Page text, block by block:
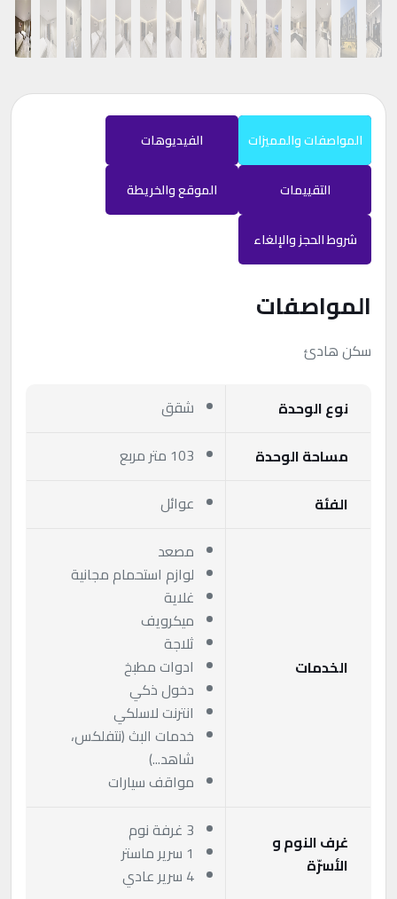
المواصفات والمميزات الفيديوهات
التقييمات الموقع والخريطة
شروط الحجز والإلغاء
المواصفات
سكن هادئ
نوع الوحدة
شقق
مساحة الوحدة
103 متر مربع
الفئة
عوائل
الخدمات
مصعد
لوازم استحمام مجانية
غلاية
ميكرويف
ثلاجة
ادوات مطبخ
دخول ذكي
انترنت لاسلكي
خدمات البث (نتفلكس،
شاهد...)
مواقف سيارات
غرف النوم و
الأسرّة
3 غرفة نوم
1 سرير ماستر
4 سرير عادي